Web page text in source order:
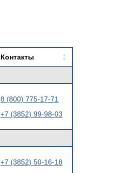
Контакты
8 (800) 775-17-71
+7 (3852) 99-98-03
+7 (3852) 50-16-18